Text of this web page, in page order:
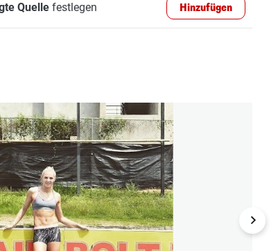
Quellefestlegen Hinzufügen